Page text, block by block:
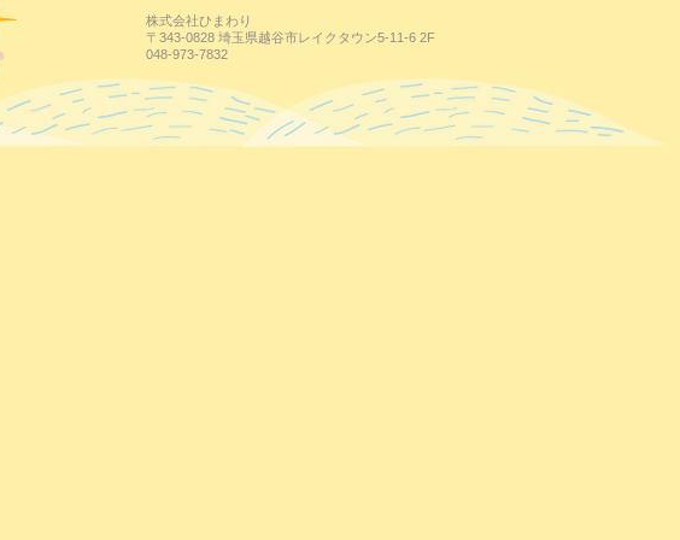
株式会社ひまわり
〒343-0828 埼玉県越谷市レイクタウン5-11-6 2F
048-973-7832